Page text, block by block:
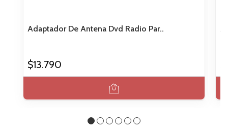
Adaptador De Antena Dvd Radio Par..
$13.790